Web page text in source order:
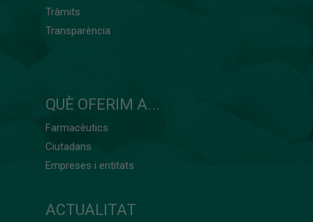
Tràmits
Transparència
QUÈ OFERIM A...
Farmacèutics
Ciutadans
Empreses i entitats
ACTUALITAT